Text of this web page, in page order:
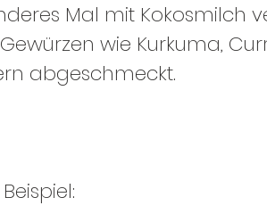
Mal mit Kokosmilch
wie Kurkuma,
abgeschmeckt.